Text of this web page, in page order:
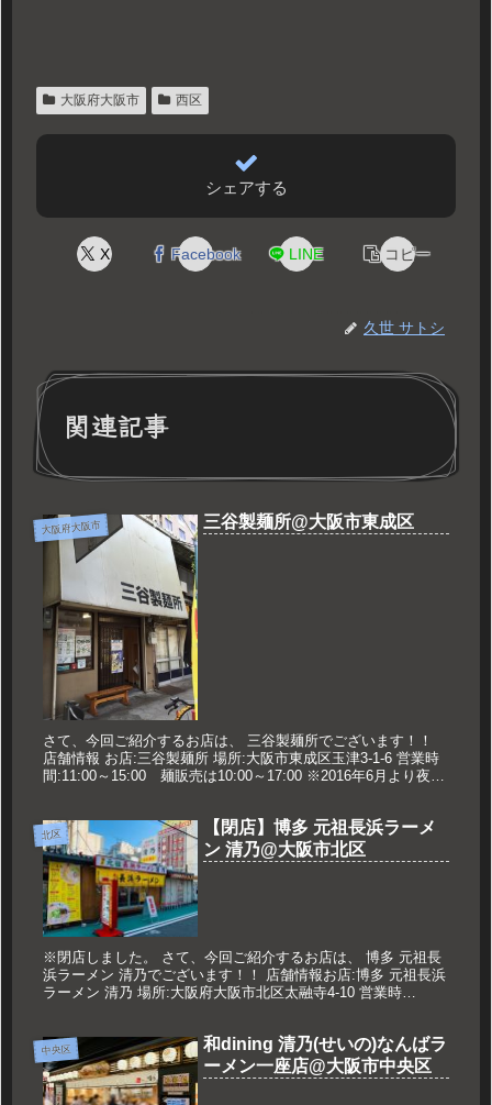
大阪府大阪市 西区
シェアする
X Facebook LINE コピー
久世 サトシ
関連記事
大阪府大阪市 三谷製麺所@大阪市東成区
さて、今回ご紹介するお店は、 三谷製麺所でございます！！
店舗情報 お店:三谷製麺所 場所:大阪市東成区玉津3-1-6 営業時
間:11:00～15:00 麺販売は10:00～17:00 ※2016年6月より夜営
北区
【閉店】博多 元祖長浜ラーメ
ン 清乃@大阪市北区
※閉店しました。 さて、今回ご紹介するお店は、 博多 元祖長
浜ラーメン 清乃でございます！！ 店舗情報お店:博多 元祖長浜
ラーメン 清乃 場所:大阪府大阪市北区太融寺4-10 営業時
中央区
和dining 清乃(せいの)なんばラ
ーメン一座店@大阪市中央区